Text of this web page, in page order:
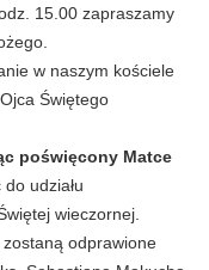
15.00 zapraszamy
w naszym kościele
Świętego
poświęcony Matce
udziału
wieczornej.
odprawione